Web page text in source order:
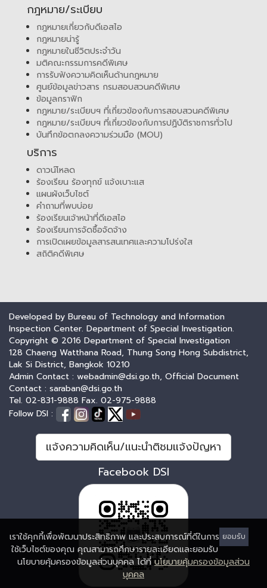
กฎหมาย/ระเบียบ
กฎหมายเกี่ยวกับดีเอสไอ
กฎหมายน่ารู้
กฎหมายในชีวิตประจำวัน
มติคณะกรรมการคดีพิเศษ
การรับฟังความคิดเห็นด้านกฎหมาย
ศูนย์ข้อมูลข่าวสาร กรมสอบสวนคดีพิเศษ
ข้อมูลกราฟิก
กฎหมาย/ระเบียบฯ ที่เกี่ยวข้องกับการสอบสวนคดีพิเศษ
กฎหมาย/ระเบียบฯ ที่เกี่ยวข้องกับการปฏิบัติราชการทั่วไป
บันทึกข้อตกลงความร่วมมือ (MOU)
บริการ
ดาวน์โหลด
ร้องเรียน ร้องทุกข์ แจ้งเบาะแส
แผนผังเว็บไซต์
คำถามที่พบบ่อย
ร้องเรียนเจ้าหน้าที่ดีเอสไอ
ร้องเรียนการจัดซื้อจัดจ้าง
การเปิดเผยข้อมูลสารสนเทศและความโปร่งใส
สถิติคดีพิเศษ
Developed by Bureau of Technology and Information
Inspection Center. Department of Special Investigation.
Copyright © 2016 Department of Special Investigation
128 Chaeng Watthana Road, Thung Song Hong Subdistrict,
Lak Si District, Bangkok 10210
Admin Contact : webadmin@dsi.go.th, Official Document
Contact : saraban@dsi.go.th
Tel. 02-831-9888 Fax. 02-975-9888
Follow DSI :
แจ้งความคิดเห็น/แนะนำติชมแจ้งปัญหา
Facebook DSI
ยอมรับ
เราใช้คุกกี้เพื่อพัฒนาประสิทธิภาพ และประสบการณ์ที่ดีในการ
ใช้เว็บไซต์ของคุณ คุณสามารถศึกษารายละเอียดและยอมรับ
นโยบายคุ้มครองข้อมูลส่วนบุคคล ได้ที่นโยบายคุ้มครองข้อมูลส่วน
บุคคล